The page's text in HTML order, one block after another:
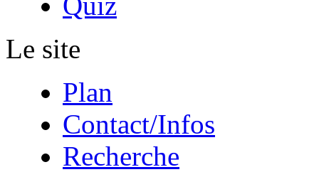
Le site
Plan
Contact/Infos
Recherche